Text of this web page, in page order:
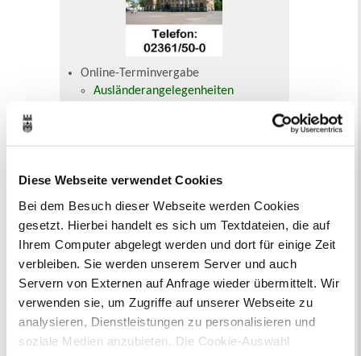
Diese Webseite verwendet Cookies
Bei dem Besuch dieser Webseite werden Cookies
gesetzt. Hierbei handelt es sich um Textdateien, die auf
Ihrem Computer abgelegt werden und dort für einige Zeit
verbleiben. Sie werden unserem Server und auch
Servern von Externen auf Anfrage wieder übermittelt. Wir
verwenden sie, um Zugriffe auf unserer Webseite zu
analysieren, Dienstleistungen zu personalisieren und
soziale Medien anzubieten. Die Cookie-Auswahl
Online-Terminvergabe
Ausländerangelegenheiten
Gewerbeangelegenheiten
Online-Service (Serviceportal)
E-Rechnung FAQ
Bürgerservice von A-Z
Ausweisstatus
Defekte Straßenbeleuchtung melden
Veranstaltungskalender